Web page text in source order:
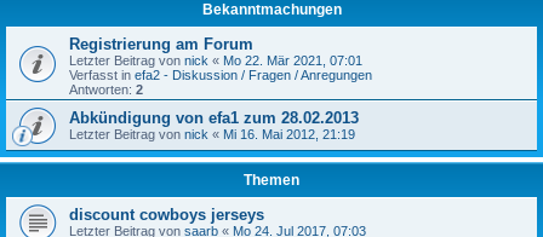
Bekanntmachungen
Registrierung am Forum
Letzter Beitrag von nick « Mo 22. Mär 2021, 07:01
Verfasst in efa2 - Diskussion / Fragen / Anregungen
Antworten: 2
Abkündigung von efa1 zum 28.02.2013
Letzter Beitrag von nick « Mi 16. Mai 2012, 21:19
Themen
discount cowboys jerseys
Letzter Beitrag von saarb « Mo 24. Jul 2017, 07:03